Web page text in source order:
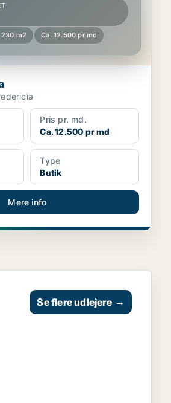
230 m2 Ca. 12.500 pr md
Pris pr. md.
Ca. 12.500 pr md
Type
Butik
Mere info
Se flere udlejere →